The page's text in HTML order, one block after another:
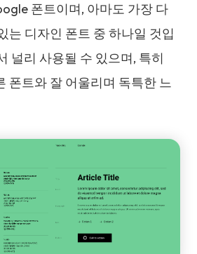
폰트이며, 아마도 가장 다
는 디자인 폰트 중 하나일 것입
널리 사용될 수 있으며, 특히
폰트와 잘 어울리며 독특한 느